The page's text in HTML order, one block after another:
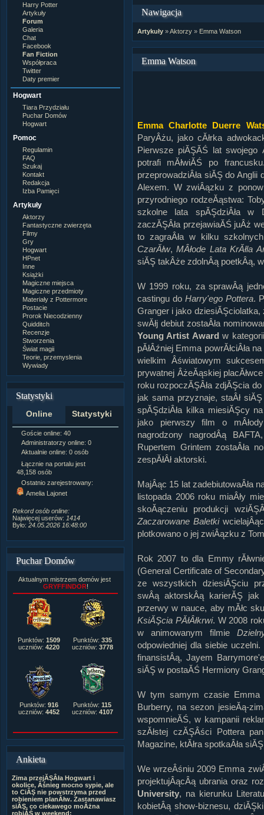
Harry Potter
Artykuły
Forum
Galeria
Chat
Facebook
Fan Fiction
Współpraca
Twitter
Daty premier
Hogwart
Tiara Przydziału
Puchar Domów
Hogwart
Pomoc
Regulamin
FAQ
Szukaj
Kontakt
Redakcja
Izba Pamięci
Artykuły
Aktorzy
Fantastyczne zwierzęta
Filmy
Gry
Hogwart
HPnet
Inne
Książki
Magiczne miejsca
Magiczne przedmioty
Materiały z Pottermore
Postacie
Prorok Niecodzienny
Quidditch
Recenzje
Stworzenia
Świat magii
Teorie, przemyslenia
Wywiady
Statystyki
Online Statystyki
Goście online: 40
Administratorzy online: 0
Aktualnie online: 0 osób
Łącznie na portalu jest
48,158 osób
Ostatnio zarejestrowany:
Amelia Lajonet
Rekord osób online:
Najwięcej userów: 1414
Było: 24.05.2026 16:48:00
Napisanych artykułów:1,087
Dodanych newsów: 10,564
Zdjęć w galerii:21,490
Tematów na forum:3,921
Komentarzy do materiałów:
222,019
Rozdanych pochwał:3,327
Wlepionych ostrzeżeń:
4,170
Puchar Domów
Aktualnym mistrzem domów jest
GRYFFINDOR!
Punktów: 1509
uczniów: 4220
Punktów: 335
uczniów: 3778
Punktów: 916
uczniów: 4452
Punktów: 115
uczniów: 4107
Ankieta
Zima przejĂŞÂła Hogwart i
okolice, Âśnieg mocno sypie, ale
to CiĂŞ nie powstrzyma przed
robieniem planĂłw. Zastanawiasz
siĂŞ, co ciekawego moÂżna
robiĂŚ w weekend:
Nawigacja
Artykuły»Aktorzy» Emma Watson
Emma Watson
Emma Charlotte Duerre
ParyÂżu, jako cĂłrka
Pierwsze piĂŞĂŚ lat swojego
potrafi mĂłwiĂŚ po
przeprowadziÂła siĂŞ do
Alexem. W zwiÂązku z
przyrodniego rodzeĂąstwa:
szkolne lata spĂŞdziÂła w
zaczĂŞÂła przejawiaĂŚ juÂż
to zagraÂła w kilku
CzarĂłw,MÂłode Lata KrĂłla
siĂŞ takÂże zdolnÂą poetkÂą,
W 1999 roku, za sprawÂą
castingu do Harry'ego Pottera.
Granger i jako
swĂłj debiut zostaÂła
Young Artist Award w
pĂłÂźniej Emma powrĂłciÂła
wielkim Âświatowym
prywatnej ÂżeĂąskiej
roku rozpoczĂŞÂła zdjĂŞcia
jak sama przyznaje, staÂł
spĂŞdziÂła kilka miesiĂŞcy
jako pierwszy film o
nagrodzony nagrodÂą
Rupertem Grintem zostaÂła
zespĂłÂł aktorski.
MajÂąc 15 lat zadebiutowaÂła
listopada 2006 roku miaÂły
skoĂączeniu produkcji
Zaczarowane Baletki
plotkowano o jej zwiÂązku z
Rok 2007 to dla Emmy
(General Certificate of
ze wszystkich dziesiĂŞciu
swÂą aktorskÂą karierĂŞ jak
przerwy w nauce, aby mĂłc
KsiĂŞcia PĂłÂłkrwi. W 2008
w animowanym filmie
odpowiedniej dla siebie
finansistÂą, Jayem
siĂŞ w postaĂŚ Hermiony
W tym samym czasie Emma
Burberry, na sezon jesieĂą-
wspomnieĂŚ, w kampanii
szĂłstej czĂŞÂści Pottera
Magazine, ktĂłra spotkaÂła
We wrzeÂśniu 2009 Emma
projektujÂącÂą ubrania oraz
University, na kierunku
kobietÂą show-biznesu,